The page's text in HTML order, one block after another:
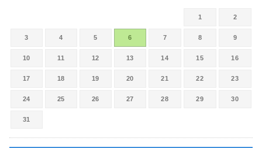
1 2
3 4 5 6 7 8 9
10 11 12 13 14 15 16
17 18 19 20 21 22 23
24 25 26 27 28 29 30
31